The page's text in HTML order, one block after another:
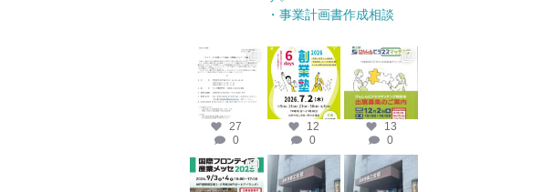
・事業計画書作成相談
katosci
6月 17
27
0
katosci
6月 12
12
0
katosci
4月 14
13
0
katosci
4月 10
katosci
4月 9
katosci
4月 8